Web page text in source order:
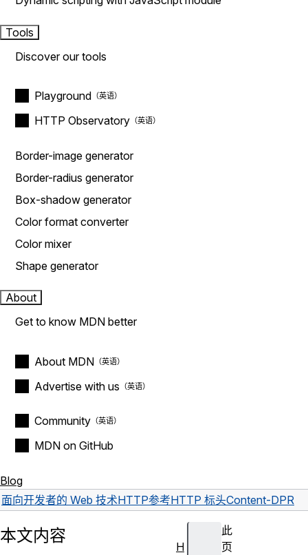
Tools
Discover our tools
Playground
HTTP Observatory
Border-image generator
Border-radius generator
Box-shadow generator
Color format converter
Color mixer
Shape generator
About
Get to know MDN better
About MDN
Advertise with us
Community
MDN on GitHub
Blog
面向开发者的 Web 技术HTTP参考HTTP 标头Content-DPR
此
页
本文内容
H